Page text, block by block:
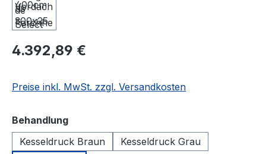
4.392,89 €
Preise inkl. MwSt. zzgl. Versandkosten
Behandlungauswählen
Kesseldruck Braun
Kesseldruck Grau